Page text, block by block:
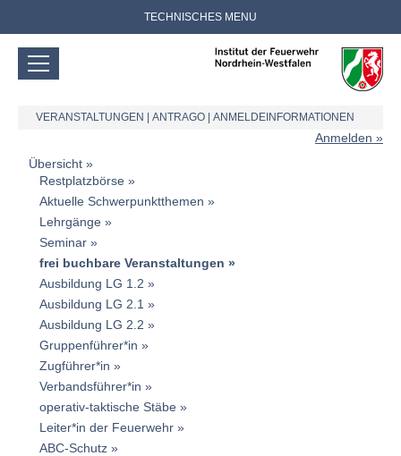
TECHNISCHES MENU
VERANSTALTUNGEN ANTRAGO ANMELDEINFORMATIONEN
Anmelden
Übersicht
Restplatzbörse
Aktuelle Schwerpunktthemen
Lehrgänge
Seminar
frei buchbare Veranstaltungen
Ausbildung LG 1.2
Ausbildung LG 2.1
Ausbildung LG 2.2
Gruppenführer*in
Zugführer*in
Verbandsführer*in
operativ-taktische Stäbe
Leiter*in der Feuerwehr
ABC-Schutz